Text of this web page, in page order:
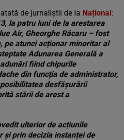
de jurnaliștii de la Național:
la patru luni de la arestarea
Air, Gheorghe Răcaru – fost
pe atunci acționar minoritar al
Adunarea Generală a
fiind chipurile
din funcția de administrator,
desfășurării
stării de arest a
ulterior de acțiunile
și prin decizia instanței de